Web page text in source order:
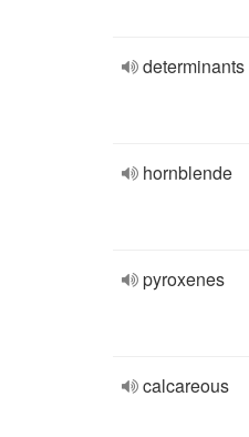
determinants
hornblende
pyroxenes
calcareous